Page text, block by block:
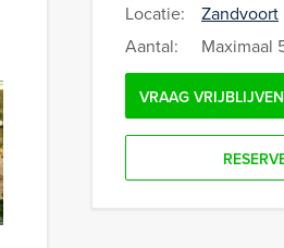
Locatie:
Zandvoort
Aantal:
Maximaal
VRAAG